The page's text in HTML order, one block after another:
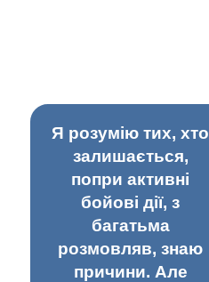
Я розумію тих, хто
залишається,
попри активні
бойові дії, з
багатьма
розмовляв, знаю
причини. Але